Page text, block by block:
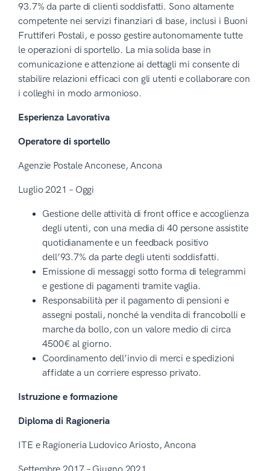
93.7% da parte di clienti soddisfatti. Sono altamente
competente nei servizi finanziari di base, inclusi i Buoni
Fruttiferi Postali, e posso gestire autonomamente tutte
le operazioni di sportello. La mia solida base in
comunicazione e attenzione ai dettagli mi consente di
stabilire relazioni efficaci con gli utenti e collaborare con
i colleghi in modo armonioso.
Esperienza Lavorativa
Operatore di sportello
Agenzie Postale Anconese, Ancona
Luglio 2021 – Oggi
Gestione delle attività di front office e accoglienza
degli utenti, con una media di 40 persone assistite
quotidianamente e un feedback positivo
dell’93.7% da parte degli utenti soddisfatti.
Emissione di messaggi sotto forma di telegrammi
e gestione di pagamenti tramite vaglia.
Responsabilità per il pagamento di pensioni e
assegni postali, nonché la vendita di francobolli e
marche da bollo, con un valore medio di circa
4500€ al giorno.
Coordinamento dell’invio di merci e spedizioni
affidate a un corriere espresso privato.
Istruzione e formazione
Diploma di Ragioneria
ITE e Ragioneria Ludovico Ariosto, Ancona